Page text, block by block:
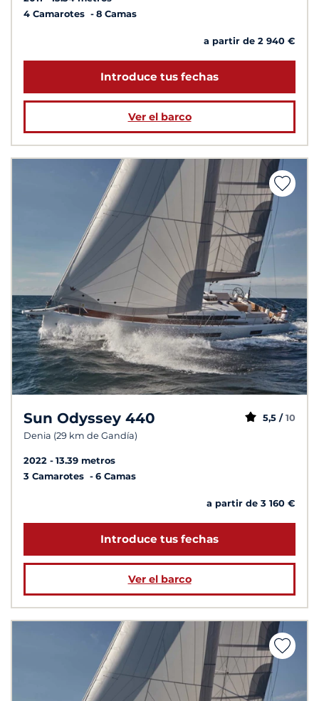
4 Camarotes
8 Camas
a partir de 2 940 €
Introduce tus fechas
Ver el barco
Sun Odyssey 440
Denia (29 km de Gandía)
5,5 / 10
2022
13.39 metros
3 Camarotes
6 Camas
a partir de 3 160 €
Introduce tus fechas
Ver el barco